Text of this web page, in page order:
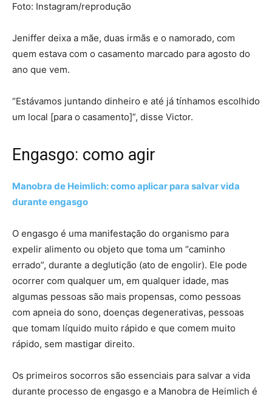
Foto: Instagram/reprodução
Jeniffer deixa a mãe, duas irmãs e o namorado, com
quem estava com o casamento marcado para agosto do
ano que vem.
“Estávamos juntando dinheiro e até já tínhamos escolhido
um local [para o casamento]”, disse Victor.
Engasgo: como agir
Manobra de Heimlich: como aplicar para salvar vida
durante engasgo
O engasgo é uma manifestação do organismo para
expelir alimento ou objeto que toma um “caminho
errado”, durante a deglutição (ato de engolir). Ele pode
ocorrer com qualquer um, em qualquer idade, mas
algumas pessoas são mais propensas, como pessoas
com apneia do sono, doenças degenerativas, pessoas
que tomam líquido muito rápido e que comem muito
rápido, sem mastigar direito.
Os primeiros socorros são essenciais para salvar a vida
durante processo de engasgo e a Manobra de Heimlich é